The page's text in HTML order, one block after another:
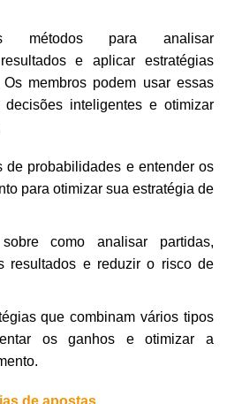
métodos para analisar
e aplicar estratégias
membros podem usar essas
decisões inteligentes e otimizar
de probabilidades e entender os
para otimizar sua estratégia de
como analisar partidas,
resultados e reduzir o risco de
que combinam vários tipos
os ganhos e otimizar a